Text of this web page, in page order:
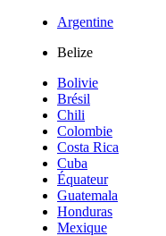
Argentine
Belize
Bolivie
Brésil
Chili
Colombie
Costa Rica
Cuba
Équateur
Guatemala
Honduras
Mexique